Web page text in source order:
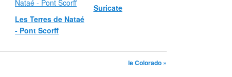
Les Terres de Nataé
- Pont Scorff
Suricate
le Colorado »